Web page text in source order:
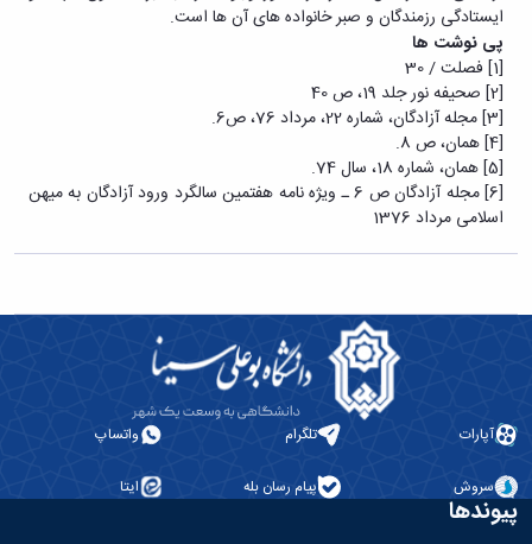
ایستادگی رزمندگان و صبر خانواده های آن ها است.
پی نوشت ها
[1] فصلت / 30
[2]
صحیفه نور جلد 19، ص 40
[3]
مجله آزادگان، شماره 22، مرداد 76، ص6.
[4]
همان، ص 8.
[5]
همان، شماره 18، سال 74.
[6]
مجله آزادگان ص 6 ـ ویژه نامه هفتمین سالگرد ورود آزادگان به میهن
اسلامی مرداد 1376
آپارات تلگرام واتساپ
سروش پیام رسان بله ایتا
پیوندها